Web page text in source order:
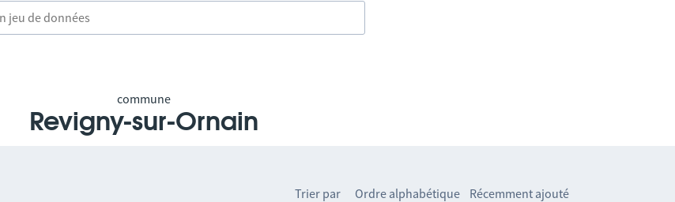
commune
Revigny-sur-Ornain
Trier par Ordre alphabétique Récemment ajouté